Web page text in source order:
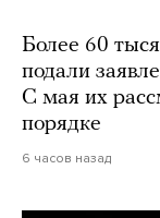
Более 60
подали
С мая их
порядке
6 часов назад